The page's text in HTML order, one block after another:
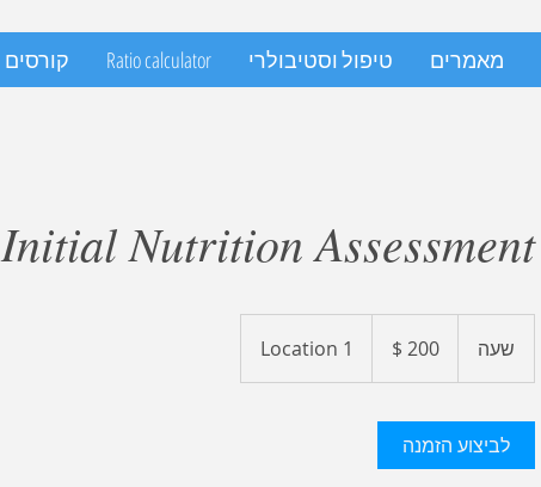
קורסים Ratio calculator טיפול וסטיבולרי מאמרים
Initial Nutrition Assessment
שעה
ע
אמריקאי
Location 1
לביצוע הזמנה